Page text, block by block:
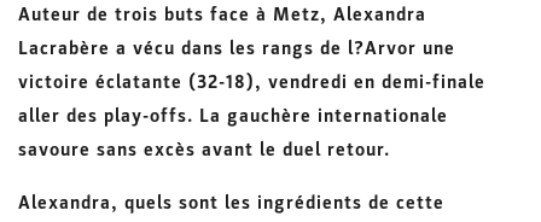
Auteur de trois buts face à Metz, Alexandra
Lacrabère a vécu dans les rangs de l?Arvor une
victoire éclatante (32-18), vendredi en demi-finale
aller des play-offs. La gauchère internationale
savoure sans excès avant le duel retour.
Alexandra, quels sont les ingrédients de cette